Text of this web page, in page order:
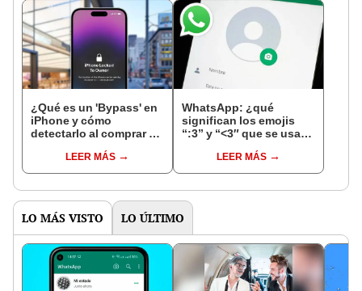
¿Qué es un 'Bypass' en
iPhone y cómo
detectarlo al comprar un
LEER MÁS
WhatsApp: ¿qué
significan los emojis
“:3” y “<3″ que se usan
LEER MÁS
LO MÁS VISTO LO ÚLTIMO